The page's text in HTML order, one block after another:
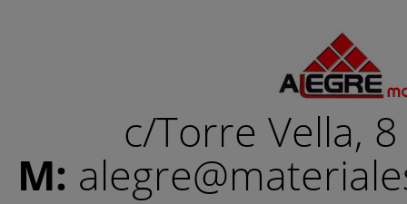
c/Torre Vella, 8
M: